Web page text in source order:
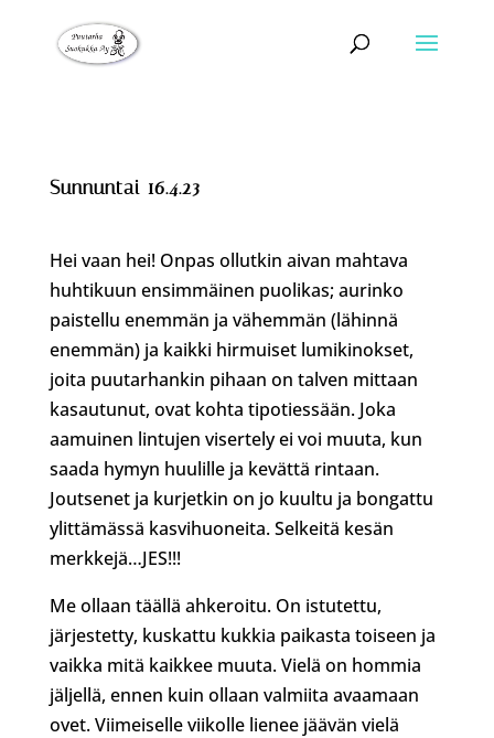
Sunnuntai 16.4.23
Hei vaan hei! Onpas ollutkin aivan mahtava
huhtikuun ensimmäinen puolikas; aurinko
paistellu enemmän ja vähemmän (lähinnä
enemmän) ja kaikki hirmuiset lumikinokset,
joita puutarhankin pihaan on talven mittaan
kasautunut, ovat kohta tipotiessään. Joka
aamuinen lintujen visertely ei voi muuta, kun
saada hymyn huulille ja kevättä rintaan.
Joutsenet ja kurjetkin on jo kuultu ja bongattu
ylittämässä kasvihuoneita. Selkeitä kesän
merkkejä…JES!!!
Me ollaan täällä ahkeroitu. On istutettu,
järjestetty, kuskattu kukkia paikasta toiseen ja
vaikka mitä kaikkee muuta. Vielä on hommia
jäljellä, ennen kuin ollaan valmiita avaamaan
ovet. Viimeiselle viikolle lienee jäävän vielä